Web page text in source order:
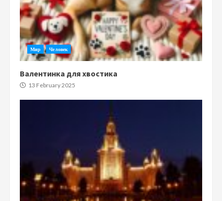
Мир Человек
Валентинка для хвостика
13 February 2025